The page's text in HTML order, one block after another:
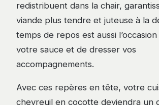
redistribuent dans la chair,
viande plus tendre et juteuse à la
temps de repos est aussi
votre sauce et de dresser vos
accompagnements.
Avec ces repères en tête, votre
chevreuil en cocotte deviendra un